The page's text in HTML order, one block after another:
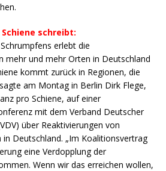
Schiene schreibt:
erlebt die
mehr und mehr Orten in Deutschland
kommt zurück in Regionen, die
am Montag in Berlin Dirk Flege,
pro Schiene, auf einer
mit dem Verband Deutscher
über Reaktivierungen von
in Deutschland. „Im Koalitionsvertrag
eine Verdopplung der
Wenn wir das erreichen wollen,